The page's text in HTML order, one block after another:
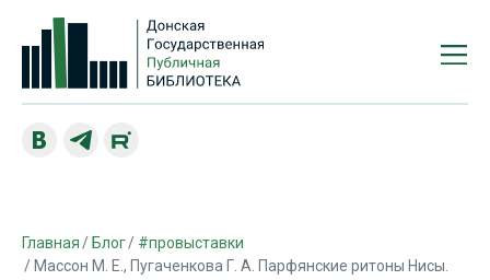
Главная Блог
#провыставки
Массон М. Е., Пугаченкова Г. А. Парфянские ритоны Нисы.